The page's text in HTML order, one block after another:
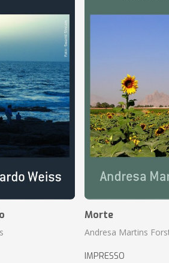
Morte
Andresa Martins
IMPRESSO